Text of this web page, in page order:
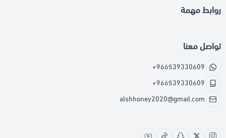
روابط مهمة
تواصل معنا
+966539330609
+966539330609
alshhoney2020@gmail.com